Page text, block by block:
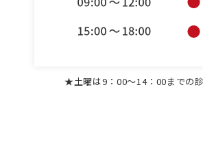
★土曜は9：00～14：00までの診